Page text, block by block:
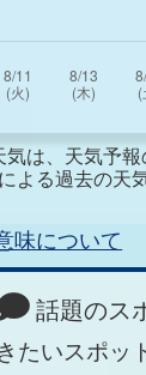
は、天気予報
よる過去の天
味について
話題のス
たいスポッ